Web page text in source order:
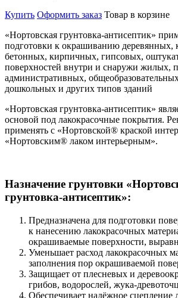
Купить Оформить заказ Товар в корзине
«Нортовская грунтовка-антисептик»
подготовки к окрашиванию деревянных,
бетонных, кирпичных, гипсовых,
поверхностей внутри и снаружи жилых,
административных,
дошкольных и других типов зданий
«Нортовская грунтовка-антисептик»
основой под лакокрасочные покрытия.
применять с «Нортовской® краской
«Нортовским® лаком интерьерным».
Назначение грунтовки
грунтовка-антисептик»:
Предназначена для подготовки
к нанесению лакокрасочных
окрашиваемые поверхности,
Уменьшает расход лакокрасочных
заполнения пор окрашиваемой
Защищает от плесневых и
грибов, водорослей, жука-
Обеспечивает надёжное сцепление